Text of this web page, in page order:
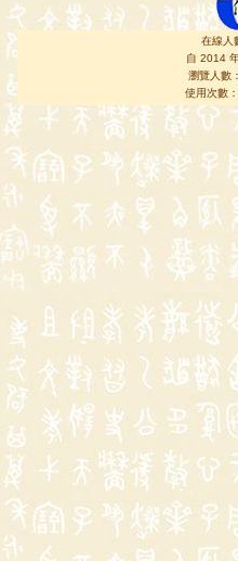
在線人
自 2014
瀏覽人數
使用次數